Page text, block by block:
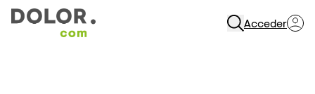
Acceder